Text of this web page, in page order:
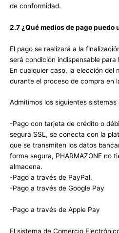
de conformidad.
2.7 ¿Qué medios de pago puedo
El pago se realizará a la
será condición indispensable
En cualquier caso, la elección del
durante el proceso de compra en
Admitimos los siguientes sistemas
-Pago con tarjeta de crédito o
segura SSL, se conecta con la
que se transmiten los datos
forma segura, PHARMAZONE no
almacena.
-Pago a través de PayPal.
-Pago a través de Google Pay
-Pago a través de Apple Pay
El sistema de Comercio